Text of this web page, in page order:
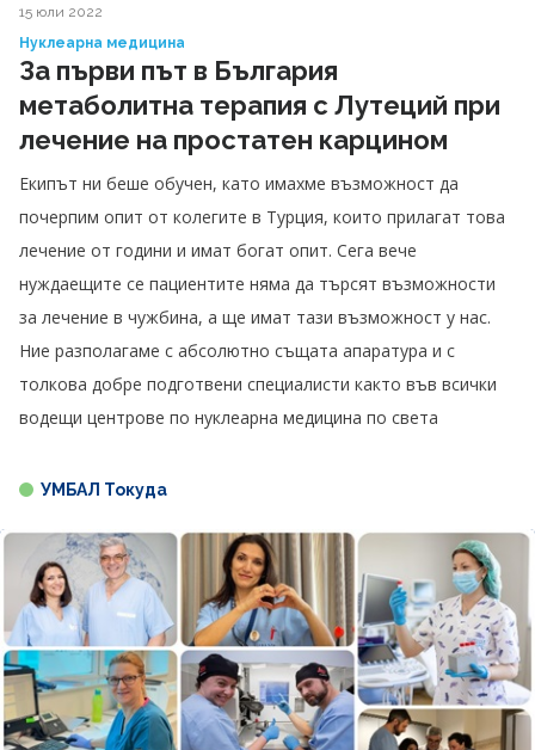
15 юли 2022
Нуклеарна медицина
За първи път в България
метаболитна терапия с Лутеций при
лечение на простатен карцином
Екипът ни беше обучен, като имахме възможност да
почерпим опит от колегите в Турция, които прилагат това
лечение от години и имат богат опит. Сега вече
нуждаещите се пациентите няма да търсят възможности
за лечение в чужбина, а ще имат тази възможност у нас.
Ние разполагаме с абсолютно същата апаратура и с
толкова добре подготвени специалисти както във всички
водещи центрове по нуклеарна медицина по света
УМБАЛ Токуда